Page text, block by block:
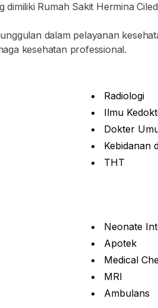
Rumah Sakit Hermina
dalam pelayanan
kesehatan professional.
Radiologi
Ilmu
Dokter
Kebidanan
THT
Neonate
Apotek
Medical
MRI
Ambulans